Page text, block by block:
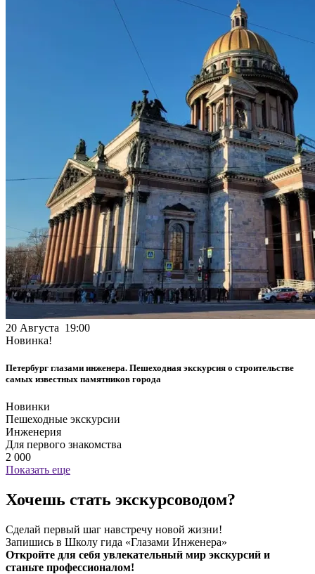
20 Августа 19:00
Новинка!
Петербург глазами инженера. Пешеходная экскурсия о строительстве
самых известных памятников города
Новинки
Пешеходные экскурсии
Инженерия
Для первого знакомства
2 000
Показать еще
Хочешь стать экскурсоводом?
Сделай первый шаг навстречу новой жизни!
Запишись в Школу гида «Глазами Инженера»
Откройте для себя увлекательный мир экскурсий и
станьте профессионалом!